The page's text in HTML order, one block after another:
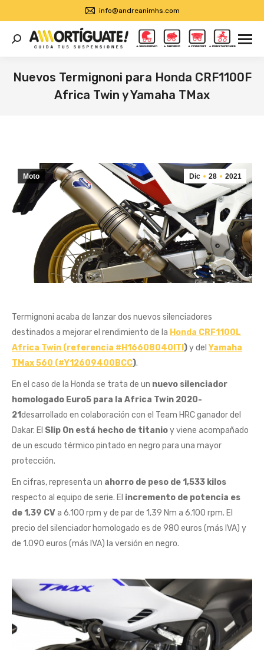
info@andreanimhs.com
Buscar:
Nuevos Termignoni para Honda CRF1100F
Africa Twin y Yamaha TMax
Dic 28 2021
Moto
Termignoni acaba de lanzar dos nuevos silenciadores
destinados a mejorar el rendimiento de la Honda CRF1100L
Africa Twin (referencia #H16608040ITI )y delYamaha
TMax 560 (#Y12609400BCC).
En el caso de la Honda se trata de un nuevo silenciador
homologado Euro5 para la Africa Twin 2020-
21desarrollado en colaboración con el Team HRC ganador del
Dakar. El Slip On está hecho de titanioy viene acompañado
de un escudo térmico pintado en negro para una mayor
protección.
En cifras, representa un ahorro de peso de 1,533 kilos
respecto al equipo de serie. El incremento de potencia es
de 1,39 CVa 6.100 rpm y de par de 1,39 Nm a 6.100 rpm. El
precio del silenciador homologado es de 980 euros (más IVA) y
de 1.090 euros (más IVA) la versión en negro.